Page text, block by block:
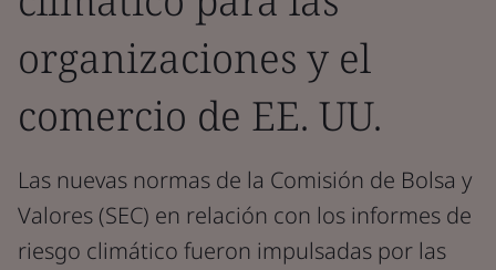
organizaciones y el
comercio de EE. UU.
Las nuevas normas de la Comisión de Bolsa y
Valores (SEC) en relación con los informes de
riesgo climático fueron impulsadas por las